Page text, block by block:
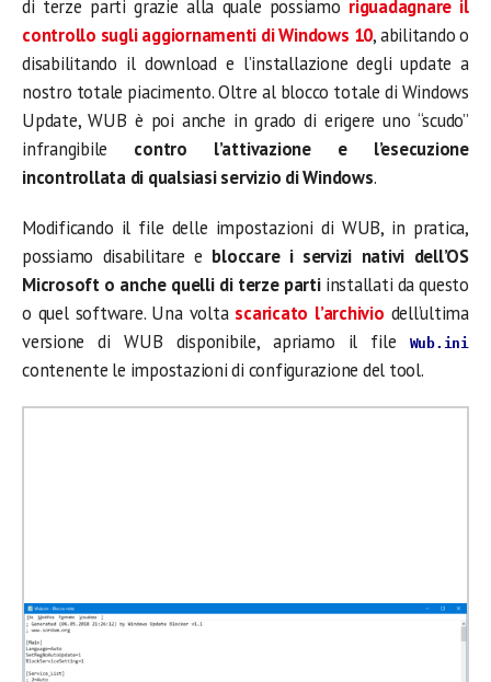
di terze parti grazie alla quale possiamo riguadagnare il
controllo sugli aggiornamenti di Windows 10, abilitando o
disabilitando il download e l’installazione degli update a
nostro totale piacimento. Oltre al blocco totale di Windows
Update, WUB è poi anche in grado di erigere uno “scudo”
infrangibile contro l’attivazione e l’esecuzione
incontrollata di qualsiasi servizio di Windows.
Modificando il file delle impostazioni di WUB, in pratica,
possiamo disabilitare e bloccare i servizi nativi dell’OS
Microsoft o anche quelli di terze partiinstallati da questo
o quel software. Una volta scaricato l’archivio dell’ultima
versione di WUB disponibile, apriamo il file
Wub.ini
contenente le impostazioni di configurazione del tool.